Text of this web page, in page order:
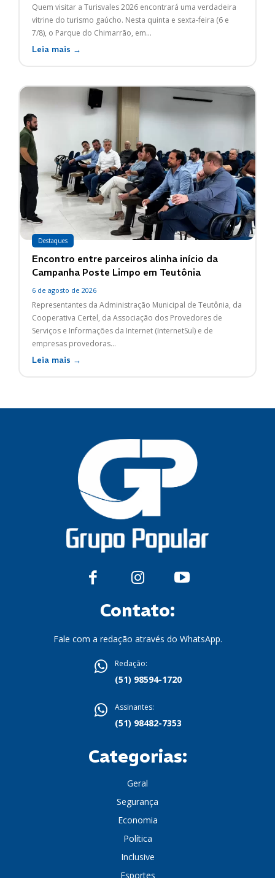
Quem visitar a Turisvales 2026 encontrará uma verdadeira
vitrine do turismo gaúcho. Nesta quinta e sexta-feira (6 e
7/8), o Parque do Chimarrão, em...
Leia mais →
Destaques
Encontro entre parceiros alinha início da
Campanha Poste Limpo em Teutônia
6 de agosto de 2026
Representantes da Administração Municipal de Teutônia, da
Cooperativa Certel, da Associação dos Provedores de
Serviços e Informações da Internet (InternetSul) e de
empresas provedoras...
Leia mais →
Contato:
Fale com a redação através do WhatsApp.
Redação:
(51) 98594-1720
Assinantes:
(51) 98482-7353
Categorias:
Geral
Segurança
Economia
Política
Inclusive
Esportes